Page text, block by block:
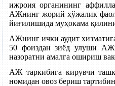
ижроия органининг
АЖнинг жорий хўжалик
йиғилишида муҳокама
АЖнинг ички аудит
50 фоиздан зиёд улуши
назоратни амалга ошириш
АЖ таркибига кирувчи
номидан овоз бериш